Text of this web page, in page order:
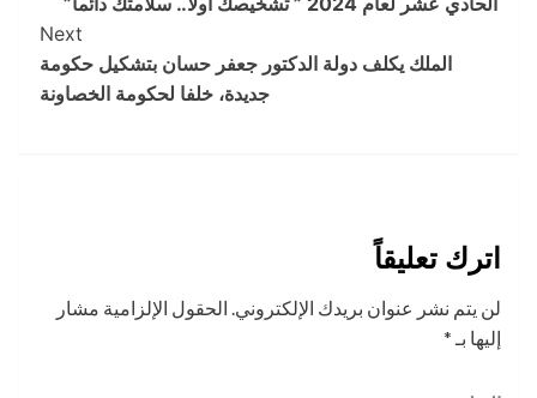
Next
الملك يكلف دولة الدكتور جعفر حسان بتشكيل حكومة
جديدة، خلفا لحكومة الخصاونة
اترك تعليقاً
لن يتم نشر عنوان بريدك الإلكتروني. الحقول الإلزامية مشار
إليها بـ *